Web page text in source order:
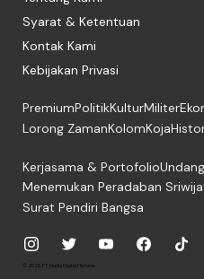
Syarat & Ketentuan
Kontak Kami
Kebijakan Privasi
PremiumPolitikKulturMiliter
Lorong ZamanKolomKoja
Kerjasama & Portofolio
Menemukan Peradaban
Surat Pendiri Bangsa
© 2026, PT. Media Digital Historia.